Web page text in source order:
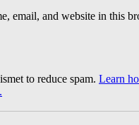
email, and website in this
to reduce spam. Learn